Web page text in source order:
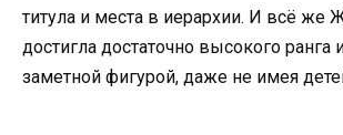
титула и места в иерархии. И всё же
достигла достаточно высокого ранга
заметной фигурой, даже не имея